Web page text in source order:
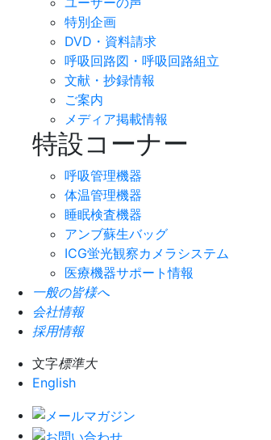
特別企画
DVD・資料請求
呼吸回路図・呼吸回路組立
文献・抄録情報
ご案内
メディア掲載情報
特設コーナー
呼吸管理機器
体温管理機器
睡眠検査機器
アンブ蘇生バッグ
ICG蛍光観察カメラシステム
医療機器サポート情報
一般の皆様へ
会社情報
採用情報
文字標準大
English